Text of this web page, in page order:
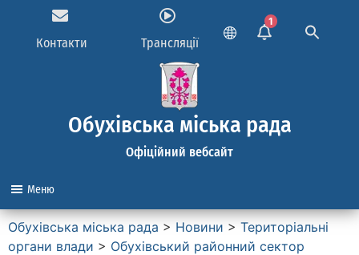
Контакти Трансляції
1
Обухівська міська рада
Офіційний вебсайт
Меню
Обухівська міська рада > Новини > Територіальні
органи влади > Обухівський районний сектор